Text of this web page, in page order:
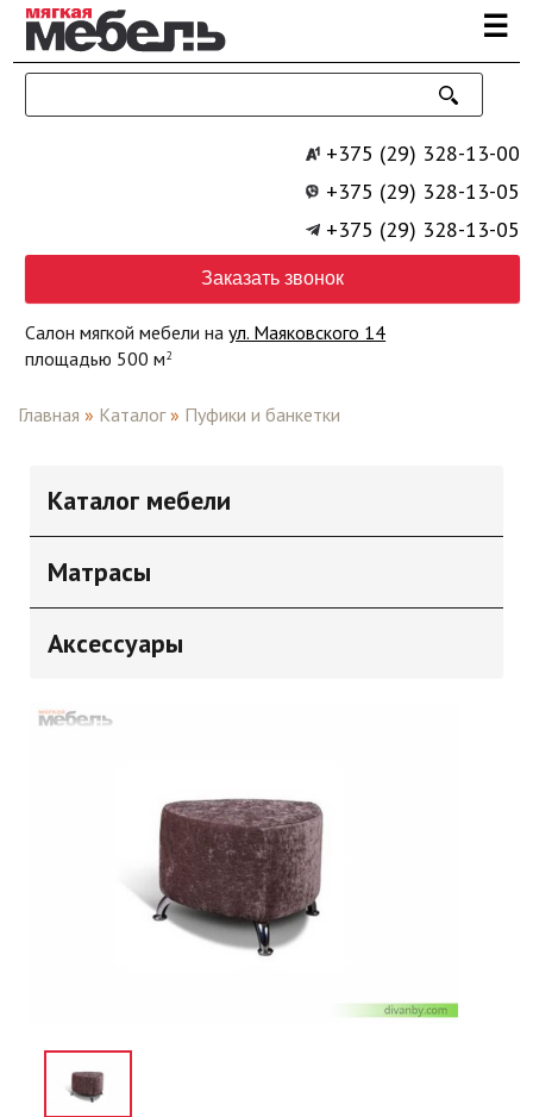
Перейти к основному содержанию ☰
+375 (29) 328-13-00
+375 (29) 328-13-05
+375 (29) 328-13-05
Заказать звонок
Салон мягкой мебели наул. Маяковского 14
площадью 500 м2
Главная » Каталог » Пуфики и банкетки
Каталог мебели
Матрасы
Аксессуары